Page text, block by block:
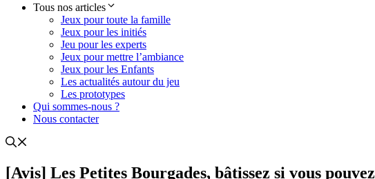
Tous nos articles
Jeux pour toute la famille
Jeux pour les initiés
Jeu pour les experts
Jeux pour mettre l’ambiance
Jeux pour les Enfants
Les actualités autour du jeu
Les prototypes
Qui sommes-nous ?
Nous contacter
[Avis] Les Petites Bourgades, bâtissez si vous pouvez